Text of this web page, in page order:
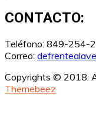
CONTACTO:
Teléfono: 849-254-
Correo:
Copyrights © 2018.
Themebeez